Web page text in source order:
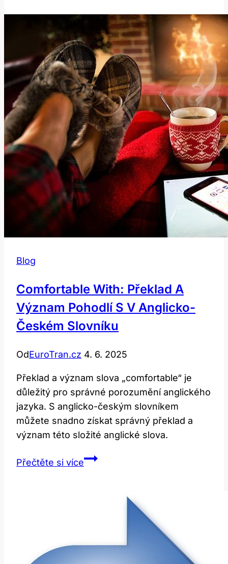
význam
v
anglicko-
českém
kontextu!
Blog
Comfortable With: Překlad A
Význam Pohodlí S V Anglicko-
Českém Slovníku
OdEuroTran.cz 4. 6. 2025
Překlad a význam slova „comfortable“ je
důležitý pro správné porozumění anglického
jazyka. S anglicko-českým slovníkem
můžete snadno získat správný překlad a
význam této složité anglické slova.
Přečtěte si víceComfortable
s